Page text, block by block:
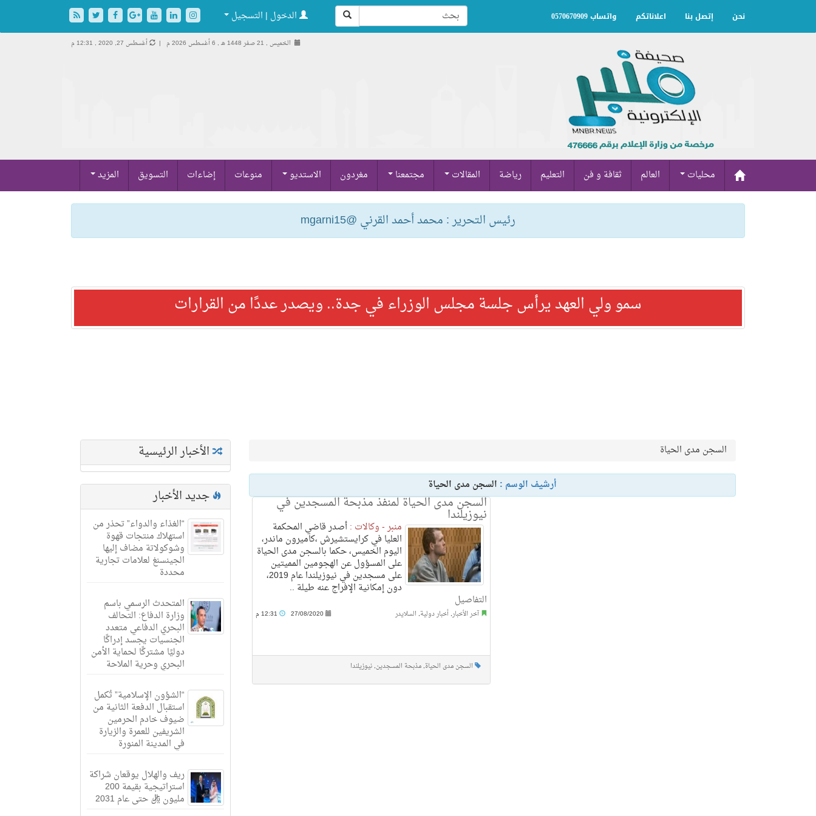
نحن إتصل بنا اعلاناتكم واتساب 0570670909 الدخول | التسجيل
الخميس , 21 صفر 1448 هـ , 6 أغسطس 2026 م | أغسطس 27, 2020 , 12:31 م
محليات العالم ثقافة و فن التعليم رياضة المقالات مجتمعنا مغردون الاستديو منوعات إضاءات التسويق المزيد
رئيس التحرير : محمد أحمد القرني @mgarni15
سمو ولي العهد يرأس جلسة مجلس الوزراء في جدة.. ويصدر عددًا من القرارات
الأخبار الرئيسية
جديد الأخبار
“الغذاء والدواء” تحذر من
استهلاك منتجات قهوة
وشوكولاتة مضاف إليها
الجينسنغ لعلامات تجارية
محددة
المتحدث الرسمي باسم
وزارة الدفاع: التحالف
البحري الدفاعي متعدد
الجنسيات يجسد إدراكًا
دوليًا مشتركًا لحماية الأمن
البحري وحرية الملاحة
“الشؤون الإسلامية” تُكمل
استقبال الدفعة الثانية من
ضيوف خادم الحرمين
الشريفين للعمرة والزيارة
في المدينة المنورة
ريف والهلال يوقعان شراكة
استراتيجية بقيمة 200
مليون ريال حتى عام 2031
السجن مدى الحياة
أرشيف الوسم : السجن مدى الحياة
السجن مدى الحياة لمنفذ مذبحة المسجدين في
نيوزيلندا
منبر - وكالات :أصدر قاضي المحكمة
العليا في كرايستشيرش ،كاميرون ماندر،
اليوم الخميس، حكما بالسجن مدى الحياة
على المسؤول عن الهجومين المميتين
على مسجدين في نيوزيلندا عام 2019،
دون إمكانية الإفراج عنه طيلة ..
التفاصيل
آخر الأخبار,أخبار دولية, السلايدر 27/08/2020
السجن مدى الحياة,مذبحة المسجدين,نيوزيلندا